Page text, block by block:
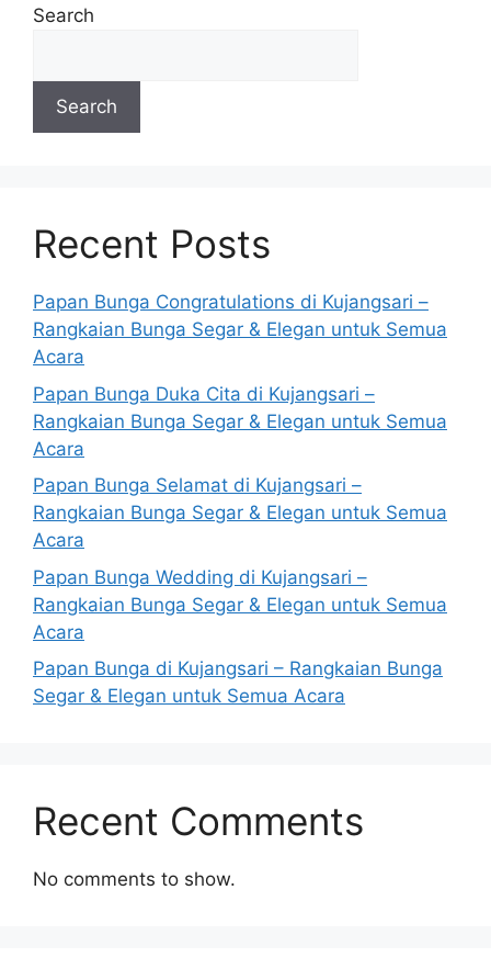
Search
Search
Recent Posts
Papan Bunga Congratulations di Kujangsari –
Rangkaian Bunga Segar & Elegan untuk Semua
Acara
Papan Bunga Duka Cita di Kujangsari –
Rangkaian Bunga Segar & Elegan untuk Semua
Acara
Papan Bunga Selamat di Kujangsari –
Rangkaian Bunga Segar & Elegan untuk Semua
Acara
Papan Bunga Wedding di Kujangsari –
Rangkaian Bunga Segar & Elegan untuk Semua
Acara
Papan Bunga di Kujangsari – Rangkaian Bunga
Segar & Elegan untuk Semua Acara
Recent Comments
No comments to show.